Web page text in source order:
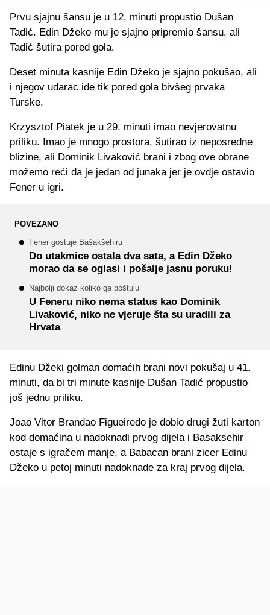
Prvu sjajnu šansu je u 12. minuti propustio Dušan
Tadić. Edin Džeko mu je sjajno pripremio šansu, ali
Tadić šutira pored gola.
Deset minuta kasnije Edin Džeko je sjajno pokušao, ali
i njegov udarac ide tik pored gola bivšeg prvaka
Turske.
Krzysztof Piatek je u 29. minuti imao nevjerovatnu
priliku. Imao je mnogo prostora, šutirao iz neposredne
blizine, ali Dominik Livaković brani i zbog ove obrane
možemo reći da je jedan od junaka jer je ovdje ostavio
Fener u igri.
POVEZANO
Fener gostuje Bašakšehiru
Do utakmice ostala dva sata, a Edin Džeko
morao da se oglasi i pošalje jasnu poruku!
Najbolji dokaz koliko ga poštuju
U Feneru niko nema status kao Dominik
Livaković, niko ne vjeruje šta su uradili za
Hrvata
Edinu Džeki golman domaćih brani novi pokušaj u 41.
minuti, da bi tri minute kasnije Dušan Tadić propustio
još jednu priliku.
Joao Vitor Brandao Figueiredo je dobio drugi žuti karton
kod domaćina u nadoknadi prvog dijela i Basaksehir
ostaje s igračem manje, a Babacan brani zicer Edinu
Džeko u petoj minuti nadoknade za kraj prvog dijela.